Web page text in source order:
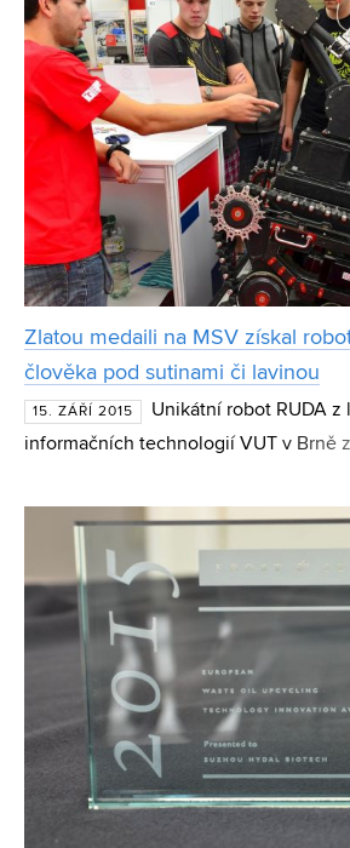
Zlatou medaili na MSV získal
člověka pod sutinami či lavinou
15. ZÁŘÍ 2015
Unikátní robot RUDA z
informačních technologií VUT v Brně
veletrhu. Zvítězil v kategorii pro